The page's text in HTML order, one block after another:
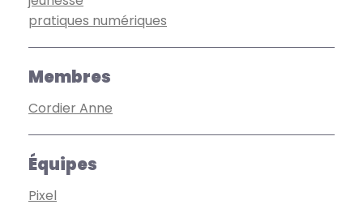
pratiques numériques
Membres
Cordier Anne
Équipes
Pixel